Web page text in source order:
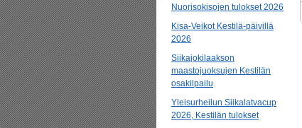
Nuorisokisojen tulokset 2026
Kisa-Veikot Kestilä-päivillä
2026
Siikajokilaakson
maastojuoksujen Kestilän
osakilpailu
Yleisurheilun Siikalatvacup
2026, Kestilän tulokset